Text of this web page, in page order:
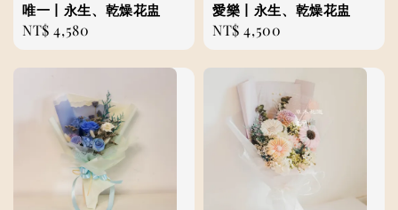
唯一丨永生、乾燥花盅
Regular
price
NT$ 4,580
愛樂丨永生、乾燥花盅
Regular
price
NT$ 4,500